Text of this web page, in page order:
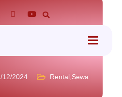
12/2024 Rental Sewa